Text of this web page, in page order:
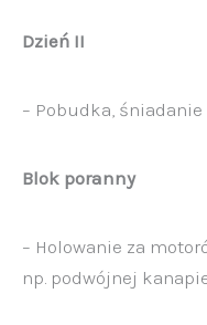
Dzień II
– Pobudka, śniadanie
Blok poranny
– Holowanie za
np. podwójnej